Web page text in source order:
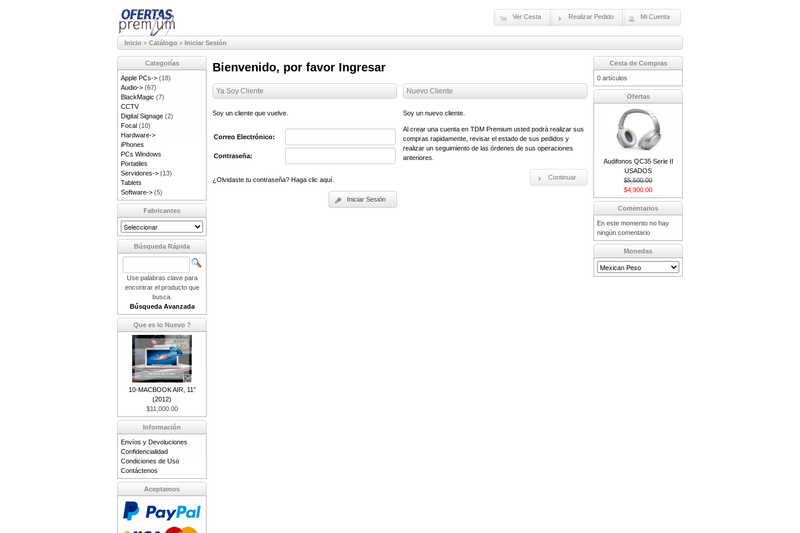
Ver Cesta Realizar Pedido Mi Cuenta
Inicio » Catálogo » Iniciar Sesión
Bienvenido, por favor Ingresar
Ya Soy Cliente
Soy un cliente que vuelve.
Correo Electrónico:
Contraseña:
¿Olvidaste tu contraseña? Haga clic aquí.
Iniciar Sesión
Nuevo Cliente
Soy un nuevo cliente.
Al crear una cuenta en TDM Premium usted podrá realizar sus
compras rapidamente, revisar el estado de sus pedidos y
realizar un seguimiento de las órdenes de sus operaciones
anteriores.
Continuar
Categorías
Apple PCs-> (18)
Audio-> (67)
BlackMagic (7)
CCTV
Digital Signage (2)
Focal (10)
Hardware->
iPhones
PCs Windows
Portatiles
Servidores-> (13)
Tablets
Software-> (5)
Fabricantes
Búsqueda Rápida
Use palabras clave para
encontrar el producto que
busca.
Búsqueda Avanzada
Que es lo Nuevo ?
10-MACBOOK AIR, 11”
(2012)
$11,000.00
Información
Envíos y Devoluciones
Confidencialidad
Condiciones de Uso
Contáctenos
Aceptamos
Cesta de Compras
0 artículos
Ofertas
Audifonos QC35 Serie II
USADOS
$5,500.00
$4,900.00
Comentarios
En este momento no hay
ningún comentario
Monedas